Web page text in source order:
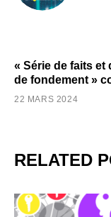
« Série de faits
de fondement »
22 MARS 2024
RELATED